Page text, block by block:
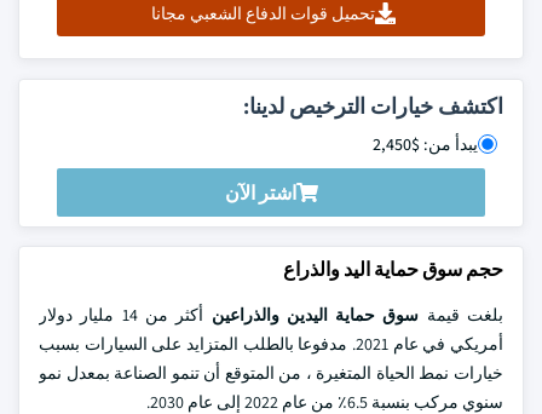
تحميل قوات الدفاع الشعبي مجانا
اكتشف خيارات الترخيص لدينا:
يبدأ من: $2,450
اشتر الآن
حجم سوق حماية اليد والذراع
بلغت قيمة سوق حماية اليدين والذراعين
أكثر من 14 مليار دولار
أمريكي في عام 2021. مدفوعا بالطلب المتزايد على السيارات بسبب
خيارات نمط الحياة المتغيرة ، من المتوقع أن تنمو الصناعة بمعدل نمو
سنوي مركب بنسبة 6.5٪ من عام 2022 إلى عام 2030.